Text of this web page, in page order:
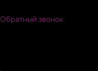
Обратный звонок